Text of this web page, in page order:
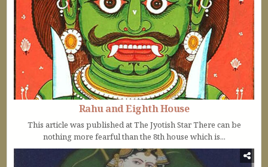
Rahu and Eighth House
This article was published at The Jyotish Star There can be
nothing more fearful than the 8th house which is...